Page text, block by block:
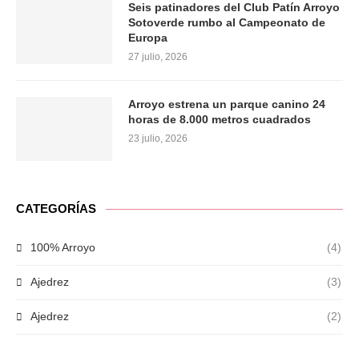
Seis patinadores del Club Patín Arroyo
Sotoverde rumbo al Campeonato de
Europa
27 julio, 2026
Arroyo estrena un parque canino 24
horas de 8.000 metros cuadrados
23 julio, 2026
CATEGORÍAS
100% Arroyo (4)
Ajedrez (3)
Ajedrez (2)